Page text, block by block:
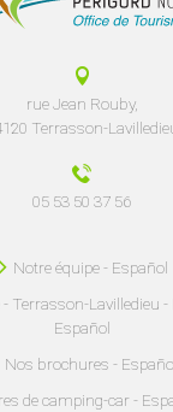
rue Jean Rouby,
Terrasson-
05 53 50 37 56
Notre équipe - Español
Terrasson-Lavilledieu
Español
Nos brochures -
de camping-car -